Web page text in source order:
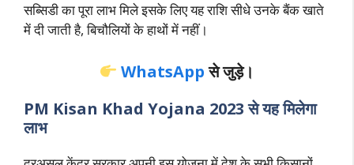
सब्सिडी का पूरा लाभ मिले इसके लिए यह राशि सीधे उनके बैंक खाते
में दी जाती है, बिचौलियों के हाथों में नहीं।
WhatsApp से जुड़े।
PM Kisan Khad Yojana 2023 से यह मिलेगा
लाभ